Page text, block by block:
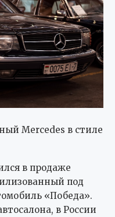
Mercedes в стиле
в продаже
под
«Победа».
в России